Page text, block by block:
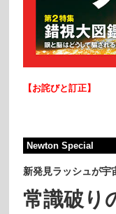
【お詫びと訂正】
Newton Special
新発見ラッシュが宇
常識破り